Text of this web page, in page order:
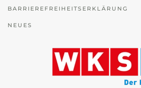
BARRIEREFREIHEITSERKLÄRUNG
NEUES